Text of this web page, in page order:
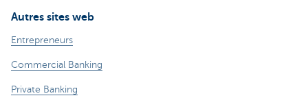
Autres sites web
Entrepreneurs
Commercial Banking
Private Banking